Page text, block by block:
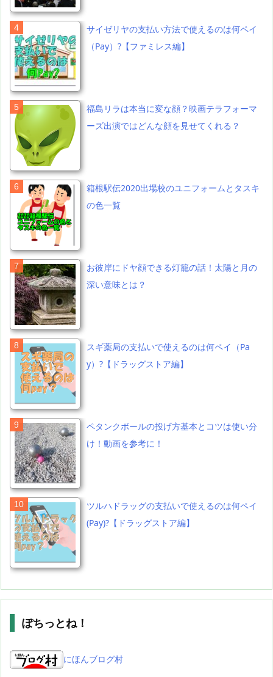
サイゼリヤの支払い方法で使えるのは何ペイ
（Pay）?【ファミレス編】
福島リラは本当に変な顔？映画テラフォーマ
ーズ出演ではどんな顔を見せてくれる？
箱根駅伝2020出場校のユニフォームとタスキ
の色一覧
お彼岸にドヤ顔できる灯籠の話！太陽と月の
深い意味とは？
スギ薬局の支払いで使えるのは何ペイ（Pa
y）?【ドラッグストア編】
ペタンクボールの投げ方基本とコツは使い分
け！動画を参考に！
ツルハドラッグの支払いで使えるのは何ペイ
(Pay)?【ドラッグストア編】
ぽちっとね！
にほんブログ村